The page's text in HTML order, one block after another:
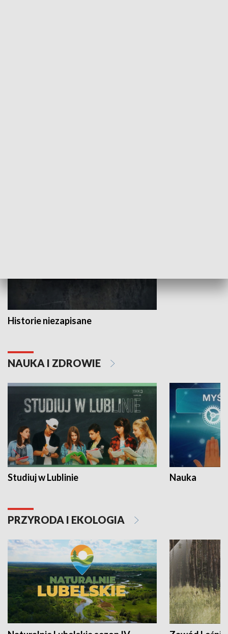
Historie niezapisane
NAUKA I ZDROWIE
Studiuj w Lublinie Nauka
PRZYRODA I EKOLOGIA